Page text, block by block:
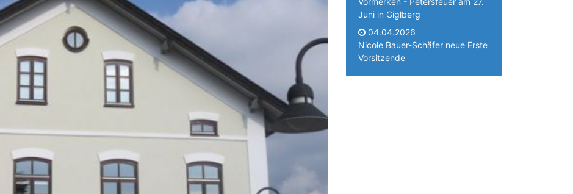
Juni in Giglberg
04.04.2026
Nicole Bauer-Schäfer neue Erste
Vorsitzende